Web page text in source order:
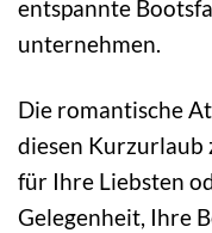
entspannte
unternehmen.
Die romantische
diesen Kurzurlaub
für Ihre Liebsten
Gelegenheit, Ihre